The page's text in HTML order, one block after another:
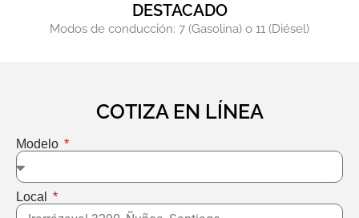
DESTACADO
Modos de conducción: 7 (Gasolina) o 11 (Diésel)
COTIZA EN LÍNEA
Modelo
Local